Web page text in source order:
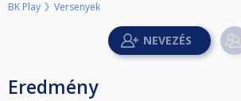
BK Play Versenyek
Eredmény